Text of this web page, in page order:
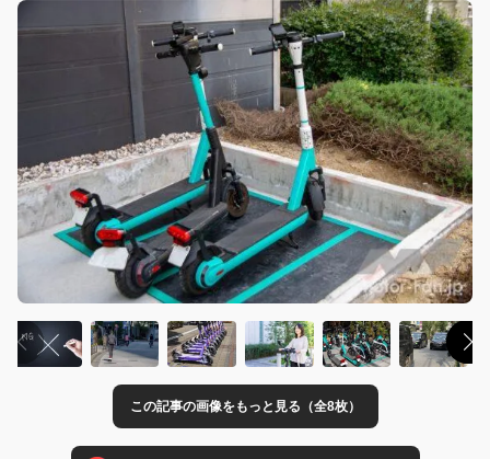
この記事の画像をもっと見る（全8枚）